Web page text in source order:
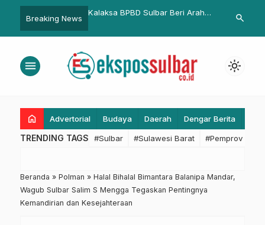
Breaking News
Sektor
Perikanan Berbasis
Kalaksa BPBD Sulbar Beri Arahan
untuk Tingkatkan Kinerja dan
Usai
Lakukan
search
menu light_mode
home Advertorial Budaya Daerah Dengar Berita
TRENDING TAGS #Sulbar #Sulawesi Barat #Pemprov
Beranda » Polman » Halal Bihalal Bimantara Balanipa Mandar,
Wagub Sulbar Salim S Mengga Tegaskan Pentingnya
Kemandirian dan Kesejahteraan